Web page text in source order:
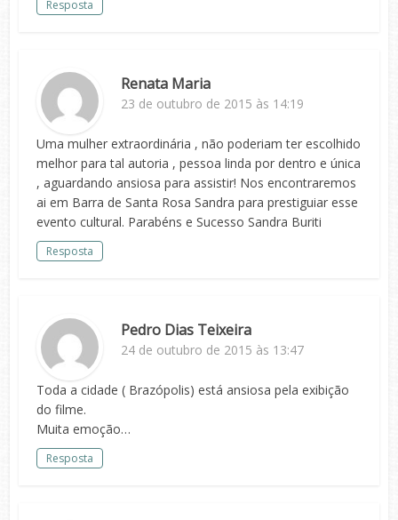
Resposta
Renata Maria
23 de outubro de 2015 às 14:19
Uma mulher extraordinária , não poderiam ter escolhido
melhor para tal autoria , pessoa linda por dentro e única
, aguardando ansiosa para assistir! Nos encontraremos
ai em Barra de Santa Rosa Sandra para prestiguiar esse
evento cultural. Parabéns e Sucesso Sandra Buriti
Resposta
Pedro Dias Teixeira
24 de outubro de 2015 às 13:47
Toda a cidade ( Brazópolis) está ansiosa pela exibição
do filme.
Muita emoção…
Resposta